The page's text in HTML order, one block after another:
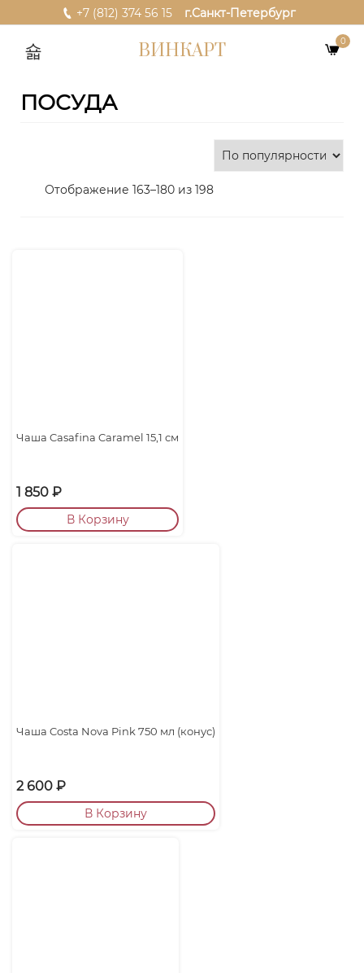
+7 (812) 374 56 15 г.Санкт-Петербург
ВИНКАРТ 0
ПОСУДА
Отображение 163–180 из 198
Чаша Casafina Caramel 15,1 см
1 850 ₽
В Корзину
Чаша Costa Nova Pink 750 мл (конус)
2 600 ₽
В Корзину